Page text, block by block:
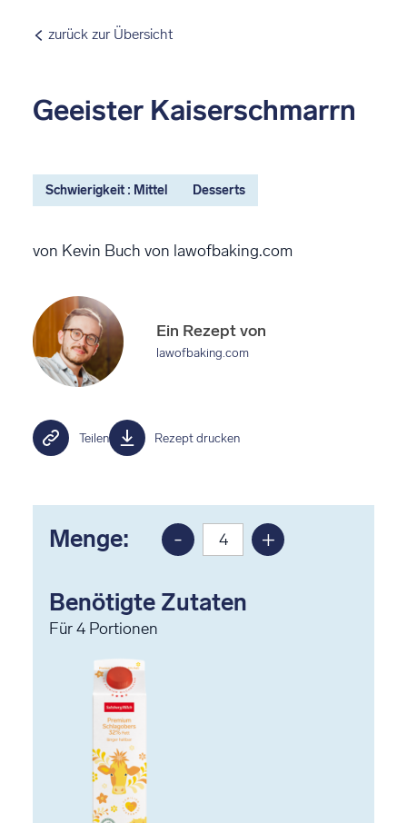
zurück zur Übersicht
Geeister Kaiserschmarrn
Schwierigkeit : Mittel Desserts
von Kevin Buch von lawofbaking.com
Ein Rezept von
lawofbaking.com
Teilen Rezept drucken
Menge:
Portion
-
Portion
+
Benötigte Zutaten
Für4 Portionen